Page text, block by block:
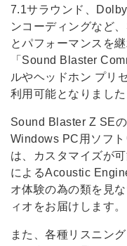
7.1サラウンド、Dolby
ンコーディングなど
とパフォーマンスを
「Sound Blaster
ルやヘッドホン プリ
利用可能となりました
Sound Blaster Z SE
Windows PC用ソフ
は、カスタマイズが
によるAcoustic
オ体験の為の類を見
ィオをお届けします。
また、各種リスニン